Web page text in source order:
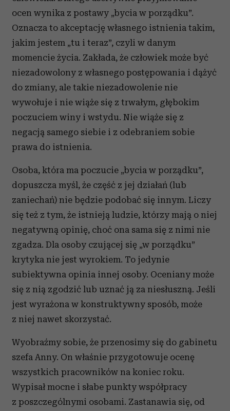
ocen wynika z postawy „bycia w porządku”.
Oznacza to akceptację własnego istnienia takim,
jakim jestem „tu i teraz”, czyli w danym
momencie życia. Zakłada, że człowiek może być
niezadowolony z własnego postępowania i dążyć
do zmiany, ale takie niezadowolenie nie
wywołuje i nie wiąże się z trwałym, głębokim
poczuciem winy i wstydu. Nie wiąże się z
negacją samego siebie i z odebraniem sobie
prawa do istnienia.
Osoba, która ma poczucie „bycia w porządku”,
dopuszcza myśl, że część z jej działań (lub
zaniechań) nie będzie podobać się innym. Liczy
się też z tym, że istnieją ludzie, którzy mają o niej
negatywną opinię, choć ona sama się z nimi nie
zgadza. Dla osoby czującej się „w porządku”
krytyka nie jest wyrokiem. To jedynie
subiektywna opinia innej osoby. Oceniany może
się z nią zgodzić lub uznać ją za niesłuszną. Jeśli
jest wyrażona w konstruktywny sposób, może
z niej nawet skorzystać.
Wyobraźmy sobie, że przenosimy się do gabinetu
szefa Anny. On właśnie przygotowuje ocenę
wszystkich pracowników na koniec roku.
Wypisał mocne i słabe punkty współpracy
z poszczególnymi osobami. Zastanawia się, od